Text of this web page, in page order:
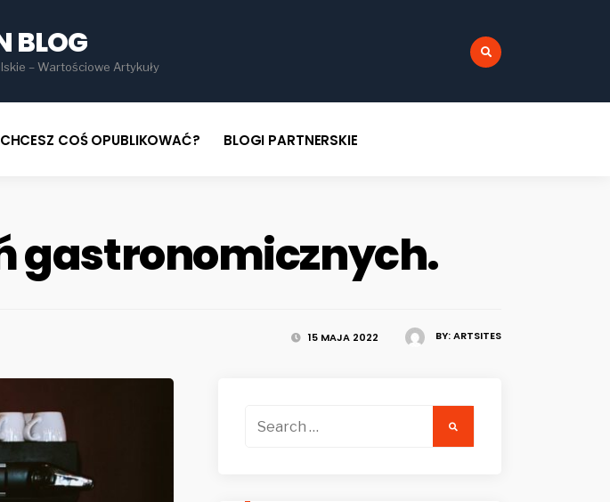
BLOG
– Wartościowe Artykuły
CHCESZ COŚ OPUBLIKOWAĆ? BLOGI PARTNERSKIE
gastronomicznych.
BY:ARTSITES
15 MAJA 2022